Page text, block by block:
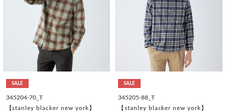
SALE
345204-70_T
【stanley blacker new york】
SALE
345205-88_T
【stanley blacker new york】